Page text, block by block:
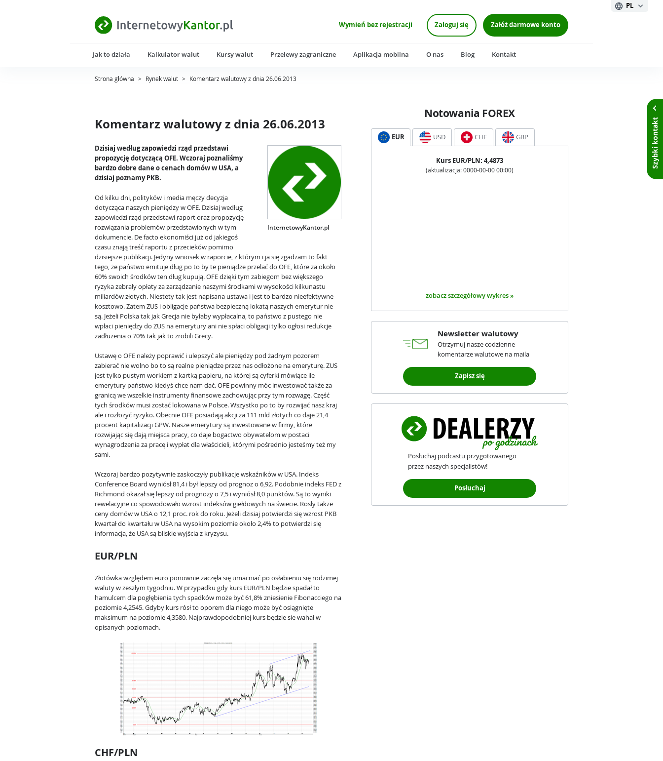
Wymień bez rejestracji Zaloguj się Załóż darmowe konto
PL
Jak to działa Kalkulator walut Kursy walut Przelewy zagraniczne Aplikacja mobilna O nas Blog Kontakt
Strona główna > Rynek walut > Komentarz walutowy z dnia 26.06.2013
Komentarz walutowy z dnia 26.06.2013
InternetowyKantor.pl
Dzisiaj według zapowiedzi rząd przedstawi
propozycję dotyczącą OFE. Wczoraj poznaliśmy
bardzo dobre dane o cenach domów w USA, a
dzisiaj poznamy PKB.
Od kilku dni, polityków i media męczy decyzja
dotycząca naszych pieniędzy w OFE. Dzisiaj według
zapowiedzi rząd przedstawi raport oraz propozycję
rozwiązania problemów przedstawionych w tym
dokumencie. De facto ekonomiści już od jakiegoś
czasu znają treść raportu z przecieków pomimo
dzisiejsze publikacji. Jedyny wniosek w raporcie, z którym i ja się zgadzam to fakt
tego, że państwo emituje dług po to by te pieniądze przelać do OFE, które za około
60% swoich środków ten dług kupują. OFE dzięki tym zabiegom bez większego
ryzyka zebrały opłaty za zarządzanie naszymi środkami w wysokości kilkunastu
miliardów złotych. Niestety tak jest napisana ustawa i jest to bardzo nieefektywne
kosztowo. Zatem ZUS i obligacje państwa bezpieczną lokatą naszych emerytur nie
są. Jeżeli Polska tak jak Grecja nie byłaby wypłacalna, to państwo z pustego nie
wpłaci pieniędzy do ZUS na emerytury ani nie spłaci obligacji tylko ogłosi redukcje
zadłużenia o 70% tak jak to zrobili Grecy.
Ustawę o OFE należy poprawić i ulepszyć ale pieniędzy pod żadnym pozorem
zabierać nie wolno bo to są realne pieniądze przez nas odłożone na emeryturę. ZUS
jest tylko pustym workiem z kartką papieru, na której są cyferki mówiące ile
emerytury państwo kiedyś chce nam dać. OFE powinny móc inwestować także za
granicą we wszelkie instrumenty finansowe zachowując przy tym rozwagę. Część
tych środków musi zostać lokowana w Polsce. Wszystko po to by rozwijać nasz kraj
ale i rozłożyć ryzyko. Obecnie OFE posiadają akcji za 111 mld złotych co daje 21,4
procent kapitalizacji GPW. Nasze emerytury są inwestowane w firmy, które
rozwijając się dają miejsca pracy, co daje bogactwo obywatelom w postaci
wynagrodzenia za pracę i wypłat dla właścicieli, którymi pośrednio jesteśmy też my
sami.
Wczoraj bardzo pozytywnie zaskoczyły publikacje wskaźników w USA. Indeks
Conference Board wyniósł 81,4 i był lepszy od prognoz o 6,92. Podobnie indeks FED z
Richmond okazał się lepszy od prognozy o 7,5 i wyniósł 8,0 punktów. Są to wyniki
rewelacyjne co spowodowało wzrost indeksów giełdowych na świecie. Rosły także
ceny domów w USA o 12,1 proc. rok do roku. Jeżeli dzisiaj potwierdzi się wzrost PKB
kwartał do kwartału w USA na wysokim poziomie około 2,4% to potwierdzi się
informacja, że USA są bliskie wyjścia z kryzysu.
EUR/PLN
Złotówka względem euro ponownie zaczęła się umacniać po osłabieniu się rodzimej
waluty w zeszłym tygodniu. W przypadku gdy kurs EUR/PLN będzie spadał to
hamulcem dla pogłębienia tych spadków może być 61,8% zniesienie Fibonacciego na
poziomie 4,2545. Gdyby kurs rósł to oporem dla niego może być osiągnięte
maksimum na poziomie 4,3580. Najprawdopodobniej kurs będzie sie wahał w
opisanych poziomach.
CHF/PLN
Notowania FOREX
EUR USD CHF GBP
Kurs EUR/PLN: 4,4873
(aktualizacja: 0000-00-00 00:00)
zobacz szczegółowy wykres »
Newsletter walutowy
Otrzymuj nasze codzienne
komentarze walutowe na maila
Zapisz się
Posłuchaj podcastu przygotowanego
przez naszych specjalistów!
Posłuchaj
Szybki kontakt